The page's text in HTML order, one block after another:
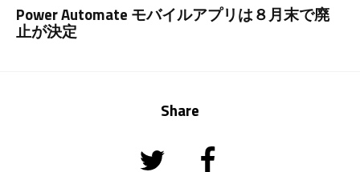
Power Automate モバイルアプリは８月末で廃
止が決定
Share